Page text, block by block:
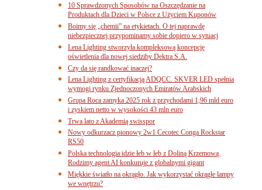
10 Sprawdzonych Sposobów na Oszczędzanie na
Produktach dla Dzieci w Polsce z Użyciem Kuponów
Boimy się „chemii” na etykietach. O tej naprawdę
niebezpiecznej przypominamy sobie dopiero w sytuacj
Lena Lighting stworzyła kompleksową koncepcję
oświetlenia dla nowej siedziby Dektra S.A.
Czy da się randkować inaczej?
Lena Lighting z certyfikacją ADQCC. SKVER LED spełnia
wymogi rynku Zjednoczonych Emiratów Arabskich
Grupa Roca zamyka 2025 rok z przychodami 1,96 mld euro
i zyskiem netto w wysokości 43 mln euro
Trwa lato z Akademią swisspor
Nowy odkurzacz pionowy 2w1 Cecotec Conga Rockstar
RS50
Polska technologia idzie łeb w łeb z Doliną Krzemową.
Rodzimy agent AI konkuruje z globalnymi gigant
Miękkie światło na okrągło. Jak wykorzystać okrągłe lampy
we wnętrzu?